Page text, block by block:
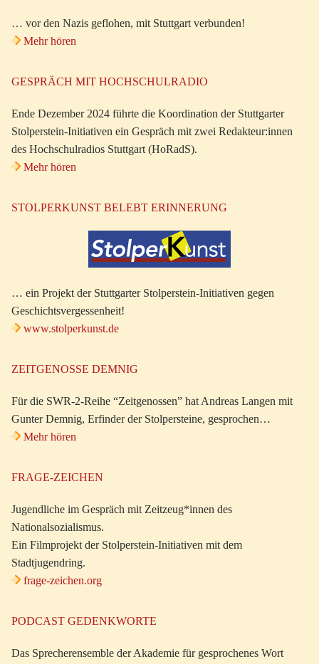
… vor den Nazis geflohen, mit Stuttgart verbunden!
Mehr hören
GESPRÄCH MIT HOCHSCHULRADIO
Ende Dezember 2024 führte die Koordination der Stuttgarter
Stolperstein-Initiativen ein Gespräch mit zwei Redakteur:innen
des Hochschulradios Stuttgart (HoRadS).
Mehr hören
STOLPERKUNST BELEBT ERINNERUNG
… ein Projekt der Stuttgarter Stolperstein-Initiativen gegen
Geschichtsvergessenheit!
www.stolperkunst.de
ZEITGENOSSE DEMNIG
Für die SWR-2-Reihe “Zeitgenossen” hat Andreas Langen mit
Gunter Demnig, Erfinder der Stolpersteine, gesprochen…
Mehr hören
FRAGE-ZEICHEN
Jugendliche im Gespräch mit Zeitzeug*innen des
Nationalsozialismus.
Ein Filmprojekt der Stolperstein-Initiativen mit dem
Stadtjugendring.
frage-zeichen.org
PODCAST GEDENKWORTE
Das Sprecherensemble der Akademie für gesprochenes Wort